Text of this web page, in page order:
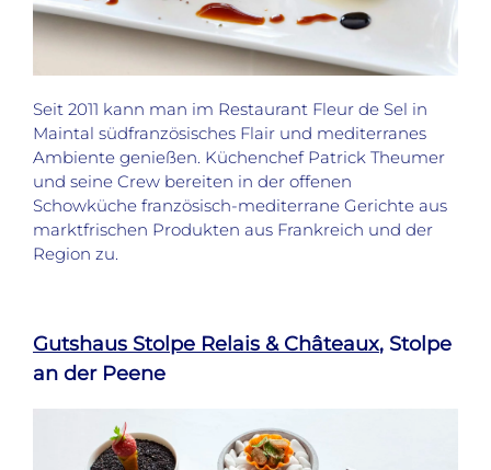
Seit 2011 kann man im Restaurant Fleur de Sel in
Maintal südfranzösisches Flair und mediterranes
Ambiente genießen. Küchenchef Patrick Theumer
und seine Crew bereiten in der offenen
Schowküche französisch-mediterrane Gerichte aus
marktfrischen Produkten aus Frankreich und der
Region zu.
Gutshaus Stolpe Relais & Châteaux, Stolpe
an der Peene